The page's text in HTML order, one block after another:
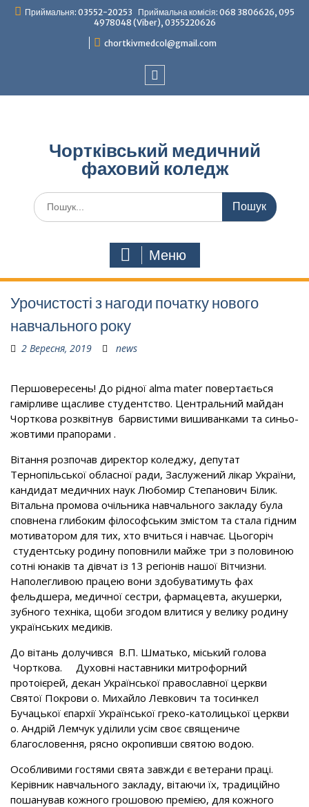
ПерейтиПриймальня: 03552-20253 Приймальна комісія: 068 3806626, 095
4978048 (Viber), 0355220626
chortkivmedcol@gmail.com
Чортківський медичний
фаховий коледж
Шукати:
Меню
Урочистості з нагоди початку нового
навчального року
2 Вересня, 2019 news
Першовересень! До рідної alma mater повертається
гамірливе щасливе студентство. Центральний майдан
Чорткова розквітнув барвистими вишиванками та синьо-
жовтими прапорами .
Вітання розпочав директор коледжу, депутат
Тернопільської обласної ради, Заслужений лікар України,
кандидат медичних наук Любомир Степанович Білик.
Вітальна промова очільника навчального закладу була
сповнена глибоким філософським змістом та стала гідним
мотиватором для тих, хто вчиться і навчає. Цьогоріч
студентську родину поповнили майже три з половиною
сотні юнаків та дівчат із 13 регіонів нашої Вітчизни.
Наполегливою працею вони здобуватимуть фах
фельдшера, медичної сестри, фармацевта, акушерки,
зубного техніка, щоби згодом влитися у велику родину
українських медиків.
До вітань долучився В.П. Шматько, міський голова
Чорткова. Духовні наставники митрофорний
протоієрей, декан Української православної церкви
Святої Покрови о. Михайло Левкович та тосинкел
Бучацької єпархії Української греко-католицької церкви
о. Андрій Лемчук уділили усім своє священиче
благословення, рясно окропивши святою водою.
Особливими гостями свята завжди є ветерани праці.
Керівник навчального закладу, вітаючи їх, традиційно
пошанував кожного грошовою премією, для кожного